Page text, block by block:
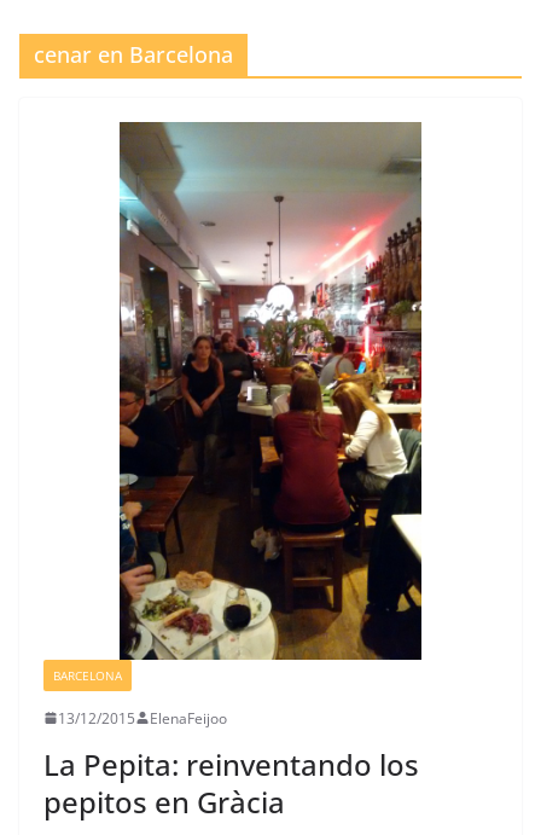
cenar en Barcelona
BARCELONA
13/12/2015 ElenaFeijoo
La Pepita: reinventando los
pepitos en Gràcia